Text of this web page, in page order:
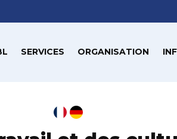
SERVICES ORGANISATION